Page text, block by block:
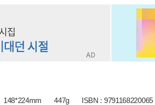
148*224mm 447g ISBN : 9791168220065